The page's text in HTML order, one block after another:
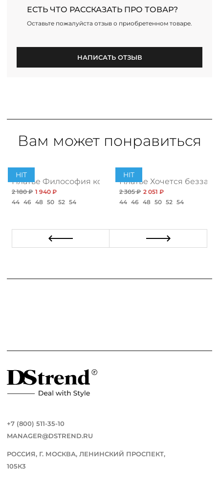
ЕСТЬ ЧТО РАССКАЗАТЬ ПРО ТОВАР?
Оставьте пожалуйста отзыв о приобретенном товаре.
НАПИСАТЬ ОТЗЫВ
Вам может понравиться
нью
HIT
Платье Философия комфорта, браво
2 180 ₽ 1 940 ₽
44 46 48 50 52 54
HIT
Платье Хочется
2 305 ₽ 2 051 ₽
44 46 48 50 52 54
+7 (800) 511-35-10
MANAGER@DSTREND.RU
РОССИЯ, Г. МОСКВА, ЛЕНИНСКИЙ ПРОСПЕКТ,
105К3